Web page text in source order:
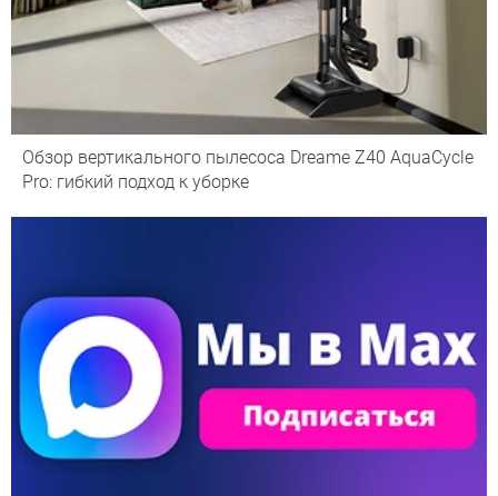
Обзор вертикального пылесоса Dreame Z40 AquaCycle
Pro: гибкий подход к уборке